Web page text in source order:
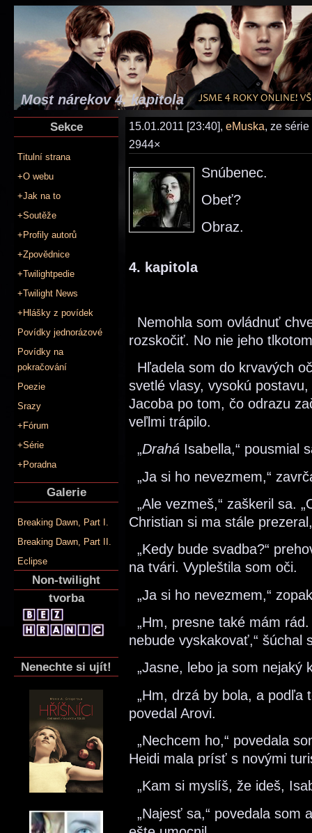
Most nárekov 4. kapitola
Sekce
Titulní strana
+O webu
+Jak na to
+Soutěže
+Profily autorů
+Zpovědnice
+Twilightpedie
+Twilight News
+Hlášky z povídek
Povídky jednorázové
Povídky na
pokračování
Poezie
Srazy
+Fórum
+Série
+Poradna
Galerie
Breaking Dawn, Part I.
Breaking Dawn, Part II.
Eclipse
Non-twilight
tvorba
Nenechte si ujít!
15.01.2011 [23:40], eMuska, ze série
2944×
Snúbenec.
Obeť?
Obraz.
4. kapitola
Nemohla som ovládnuť
rozskočiť. No nie jeho
Hľadela som do krvavých
svetlé vlasy, vysokú
Jacoba po tom, čo odrazu
veľlmi trápilo.
„Drahá Isabella,“ pousmial
„Ja si ho nevezmem,“
„Ale vezmeš,“ zaškeril sa.
Christian si ma stále
„Kedy bude svadba?“
na tvári. Vypleštila som oči.
„Ja si ho nevezmem,“
„Hm, presne také mám
nebude vyskakovať,“
„Jasne, lebo ja som nejaký
„Hm, drzá by bola, a podľa
povedal Arovi.
„Nechcem ho,“ povedala
Heidi mala prísť s novými
„Kam si myslíš, že ideš,
„Najesť sa,“ povedala